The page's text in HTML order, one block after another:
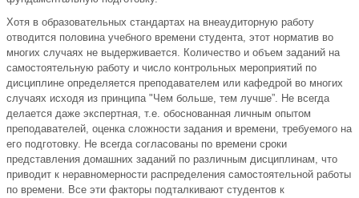
Хотя в образовательных стандартах на внеаудиторную работу
отводится половина учебного времени студента, этот норматив во
многих случаях не выдерживается. Количество и объем заданий на
самостоятельную работу и число контрольных мероприятий по
дисциплине определяется преподавателем или кафедрой во многих
случаях исходя из принципа "Чем больше, тем лучше”. Не всегда
делается даже экспертная, т.е. обоснованная личным опытом
преподавателей, оценка сложности задания и времени, требуемого на
его подготовку. Не всегда согласованы по времени сроки
представления домашних заданий по различным дисциплинам, что
приводит к неравномерности распределения самостоятельной работы
по времени. Все эти факторы подталкивают студентов к